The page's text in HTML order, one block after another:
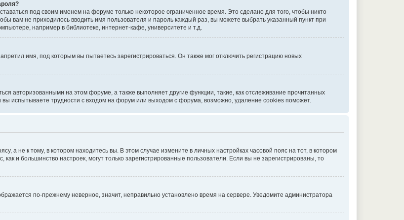
под своим именем на форуме только некоторое ограниченное время. Это сделано для того, чтобы никто
вам не приходилось вводить имя пользователя и пароль каждый раз, вы можете выбрать указанный пункт при
например в библиотеке, интернет-кафе, университете и т.д.
имя, под которым вы пытаетесь зарегистрироваться. Он также мог отключить регистрацию новых
авторизованными на этом форуме, а также выполняет другие функции, такие, как отслеживание прочитанных
испытываете трудности с входом на форум или выходом с форума, возможно, удаление cookies поможет.
а не к тому, в котором находитесь вы. В этом случае измените в личных настройках часовой пояс на тот, в котором
как и большинство настроек, могут только зарегистрированные пользователи. Если вы не зарегистрированы, то
по-прежнему неверное, значит, неправильно установлено время на сервере. Уведомите администратора